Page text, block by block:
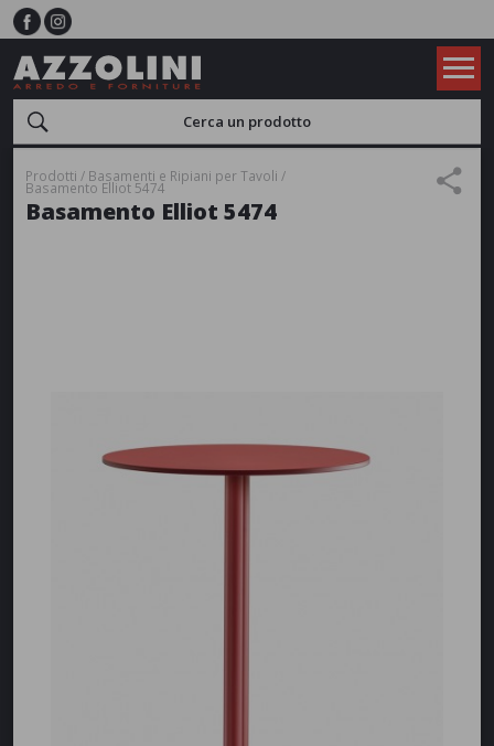
Prodotti Basamenti e Ripiani per Tavoli
Basamento Elliot 5474
Basamento Elliot 5474